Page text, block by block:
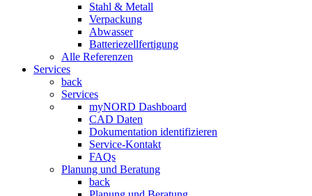
Stahl & Metall
Verpackung
Abwasser
Batteriezellfertigung
Alle Referenzen
Services
back
Services
myNORD Dashboard
CAD Daten
Dokumentation identifizieren
Service-Kontakt
FAQs
Planung und Beratung
back